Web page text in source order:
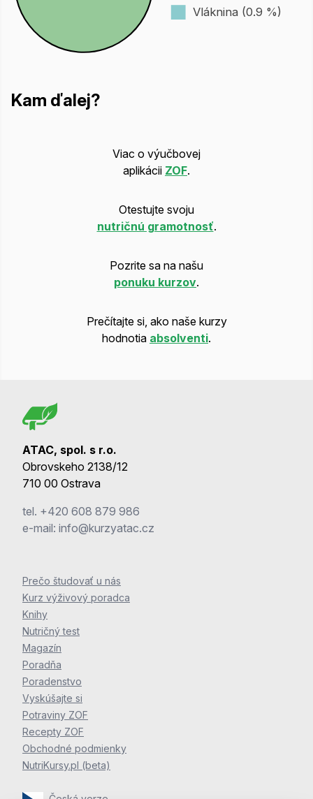
Vláknina (0.9 %)
Kam ďalej?
Viac o výučbovej
aplikácii ZOF.
Otestujte svoju
nutričnú gramotnosť.
Pozrite sa na našu
ponuku kurzov.
Prečítajte si, ako naše kurzy
hodnotia absolventi.
ATAC, spol. s r.o.
Obrovskeho 2138/12
710 00 Ostrava
tel. +420 608 879 986
e-mail: info@kurzyatac.cz
Prečo študovať u nás
Kurz výživový poradca
Knihy
Nutričný test
Magazín
Poradňa
Poradenstvo
Vyskúšajte si
Potraviny ZOF
Recepty ZOF
Obchodné podmienky
NutriKursy.pl (beta)